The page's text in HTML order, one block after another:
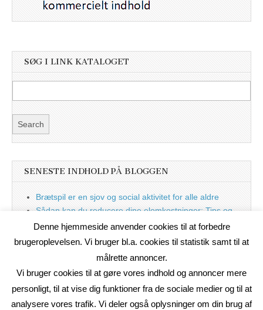
SØG I LINK KATALOGET
SENESTE INDHOLD PÅ BLOGGEN
Brætspil er en sjov og social aktivitet for alle aldre
Sådan kan du reducere dine elomkostninger: Tips og
tricks til at spare på elprisen
Nu med blog
Denne hjemmeside anvender cookies til at forbedre
brugeroplevelsen. Vi bruger bl.a. cookies til statistik samt til at
målrette annoncer.
Vi bruger cookies til at gøre vores indhold og annoncer mere
personligt, til at vise dig funktioner fra de sociale medier og til at
analysere vores trafik. Vi deler også oplysninger om din brug af